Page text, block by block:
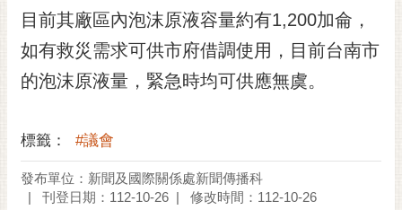
目前其廠區內泡沫原液容量約有1,200加侖，
如有救災需求可供市府借調使用，目前台南市
的泡沫原液量，緊急時均可供應無虞。
標籤： #議會
發布單位：新聞及國際關係處新聞傳播科
刊登日期：112-10-26
修改時間：112-10-26